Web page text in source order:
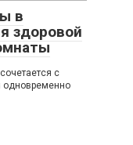
в
здоровой
с
одновременно